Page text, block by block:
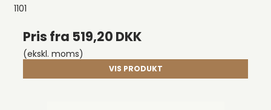
1101
Pris fra 519,20 DKK
(ekskl. moms)
VIS PRODUKT